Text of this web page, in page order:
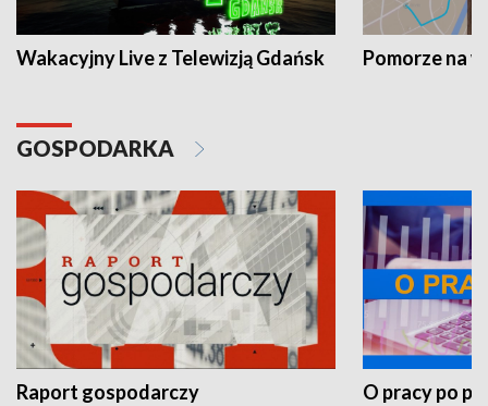
Wakacyjny Live z Telewizją Gdańsk Pomorze na
GOSPODARKA
Raport gospodarczy O pracy po